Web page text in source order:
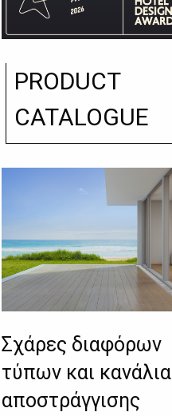
PRODUCT
CATALOGUE
Σχάρες διαφόρων
τύπων και κανάλια
αποστράγγισης